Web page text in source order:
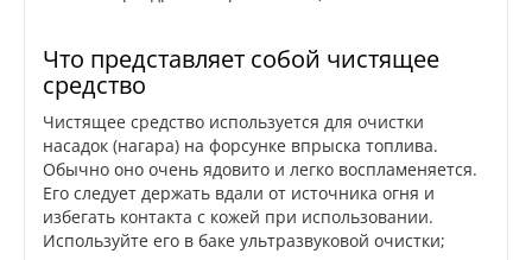
Что представляет собой чистящее
средство
Чистящее средство используется для очистки
насадок (нагара) на форсунке впрыска топлива.
Обычно оно очень ядовито и легко воспламеняется.
Его следует держать вдали от источника огня и
избегать контакта с кожей при использовании.
Используйте его в баке ультразвуковой очистки;